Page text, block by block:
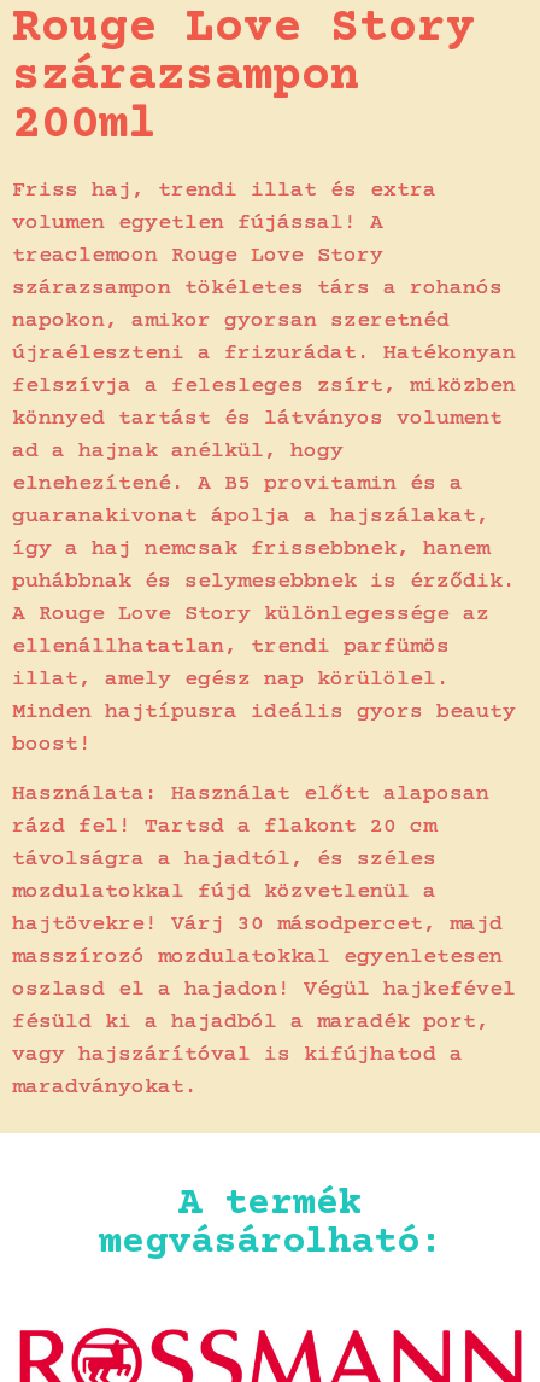
Rouge Love Story
szárazsampon
200ml
Friss haj, trendi illat és extra
volumen egyetlen fújással! A
treaclemoon Rouge Love Story
szárazsampon tökéletes társ a rohanós
napokon, amikor gyorsan szeretnéd
újraéleszteni a frizurádat. Hatékonyan
felszívja a felesleges zsírt, miközben
könnyed tartást és látványos volument
ad a hajnak anélkül, hogy
elnehezítené. A B5 provitamin és a
guaranakivonat ápolja a hajszálakat,
így a haj nemcsak frissebbnek, hanem
puhábbnak és selymesebbnek is érződik.
A Rouge Love Story különlegessége az
ellenállhatatlan, trendi parfümös
illat, amely egész nap körülölel.
Minden hajtípusra ideális gyors beauty
boost!
Használata: Használat előtt alaposan
rázd fel! Tartsd a flakont 20 cm
távolságra a hajadtól, és széles
mozdulatokkal fújd közvetlenül a
hajtövekre! Várj 30 másodpercet, majd
masszírozó mozdulatokkal egyenletesen
oszlasd el a hajadon! Végül hajkefével
fésüld ki a hajadból a maradék port,
vagy hajszárítóval is kifújhatod a
maradványokat.
A termék
megvásárolható: